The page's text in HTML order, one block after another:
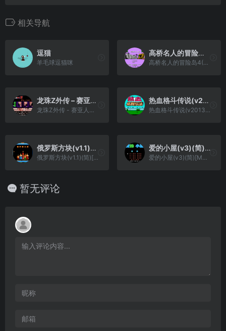
相关导航
逗猫
羊毛球逗猫咪
高桥名人的冒险岛4(v3.0)(简)[九班](JP)[ACT](3Mb)
高桥名人的冒险岛4(v3.0)(简)[九班](JP)[ACT](3Mb)
龙珠Z外传 – 赛亚人灭绝计划(简)[外星科技](JP)[RPG](6Mb)
龙珠Z外传 - 赛亚人灭绝计划(简)[外星科技](JP)[RPG](6Mb)
热血格斗传说(v20130718)(繁)[热血的鱼缸](JP)[FTG](3.11Mb)
热血格斗传说(v20130718)(繁)[热血的鱼缸](JP)[FTG](3.11Mb)
俄罗斯方块(v1.1)(简)[九班](US)[PUZ](0.5Mb)
俄罗斯方块(v1.1)(简)[九班](US)[PUZ](0.5Mb)
爱的小屋(v3)(简)[MS](JP)[ACT](0.18Mb)
爱的小屋(v3)(简)[MS](JP)[ACT](0.18Mb)
暂无评论